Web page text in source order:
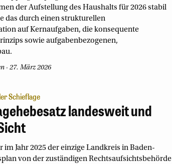
der Aufstellung des Haushalts für 2026 stabil
das durch einen strukturellen
auf Kernaufgaben, die konsequente
sowie aufgabenbezogenen,
27. März 2026
Schieflage
landesweit und
Jahr 2025 der einzige Landkreis in Baden-
von der zuständigen Rechtsaufsichtsbehörde